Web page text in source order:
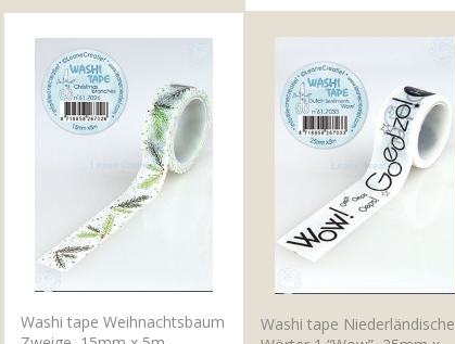
Washi tape Weihnachtsbaum
Washi tape Niederländische